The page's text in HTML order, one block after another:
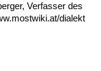
Verfasser des
dialekt